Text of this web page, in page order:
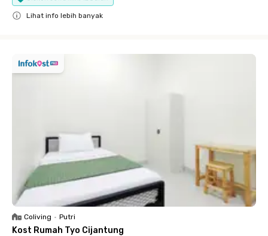
Lihat info lebih banyak
Coliving • Putri
Kost Rumah Tyo Cijantung